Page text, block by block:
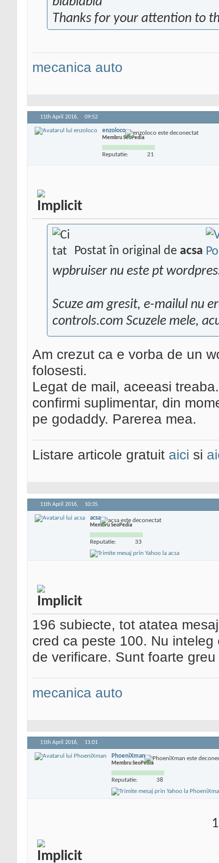
Thanks for your attention to
mecanica auto
11th April 2016, 09:52
enzoloco
Membru SeoPedia
Reputatie: 21
Postat în original de acsa
wpbruiser nu este pt
Scuze am gresit, e-mailul nu
controls.com Scuzele mele,
Am crezut ca e vorba de un
folosesti.
Legat de mail, aceeasi
confirmi suplimentar, din
pe godaddy. Parerea mea.
Listare articole gratuit aici si
11th April 2016, 10:35
acsa
Membru SeoPedia
Reputatie: 33
196 subiecte, tot atatea
cred ca peste 100. Nu
de verificare. Sunt foarte
mecanica auto
11th April 2016, 11:01
PhoeniXman
Membru SeoPedia
Reputatie: 38